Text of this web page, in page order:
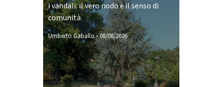
i vandali: il vero nodo è il senso di
comunità
Umberto Gaballo-08/08/2026